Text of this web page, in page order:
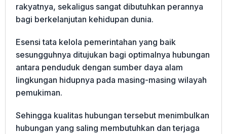
rakyatnya, sekaligus sangat dibutuhkan perannya
bagi berkelanjutan kehidupan dunia.
Esensi tata kelola pemerintahan yang baik
sesungguhnya ditujukan bagi optimalnya hubungan
antara penduduk dengan sumber daya alam
lingkungan hidupnya pada masing-masing wilayah
pemukiman.
Sehingga kualitas hubungan tersebut menimbulkan
hubungan yang saling membutuhkan dan terjaga